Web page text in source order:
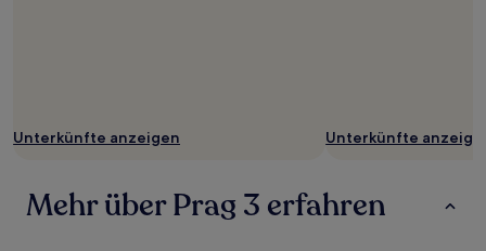
Unterkünfte anzeigen Unterkünfte
Mehr über Prag 3 erfahren